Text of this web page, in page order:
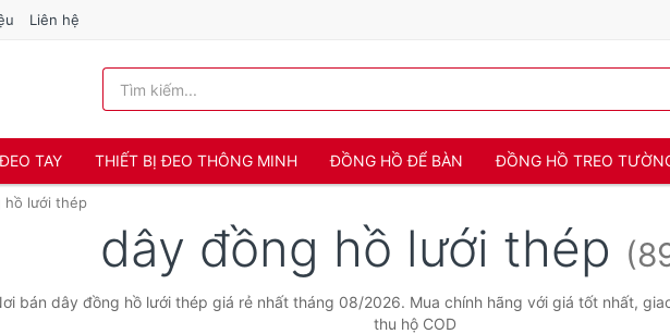
Liên hệ
TAY THIẾT BỊ ĐEO THÔNG MINH ĐỒNG HỒ ĐỂ BÀN ĐỒNG HỒ TREO
hồ lưới thép
dây đồng hồ lưới thép
bán dây đồng hồ lưới thép giá rẻ nhất tháng 08/2026. Mua chính hãng với giá tốt nhất,
thu hộ COD